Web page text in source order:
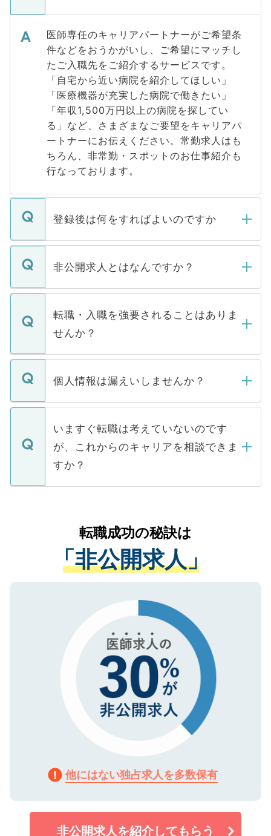
医師専任のキャリアパートナーがご希望条
件などをおうかがいし、ご希望にマッチし
たご入職先をご紹介するサービスです。
「自宅から近い病院を紹介してほしい」
「医療機器が充実した病院で働きたい」
「年収1,500万円以上の病院を探してい
る」など、さまざまなご要望をキャリアパ
ートナーにお伝えください。常勤求人はも
ちろん、非常勤・スポットのお仕事紹介も
行なっております。
登録後は何をすればよいのですか
ご登録いただきましたら、弊社担当者がご
登録内容を確認し、その後メールもしくは
ます。通常、5営業日以内にはご連絡をせて
いただきますので、しばらくお待ちくださ
い。
非公開求人とはなんですか？
マイナビDOCTORで取り扱っている求人の
うち約3割は、Webサイトからご覧いただ
けない「非公開求人」です。非公開求人は
下記の理由によって、一般には公開してい
ません。
■応募殺到を避けるため 人気のある医療機
関を公にしてしまうと、応募が殺到する場
に、医療機関が求める条件に合った人材の
みを人材紹介会社に依頼するケースが増え
ています。
転職・入職を強要されることはありま
せんか？
転職・入職を強要することは一切ありませ
ん。また、仮に応募先から内定をいただい
定を承諾する必要はありません。内定先へ
の辞退の連絡はキャリアパートナーが行い
ますので、ご安心ください。
個人情報は漏えいしませんか？
個人情報が漏えいすることはありませんの
で、ご安心ください。当サイトからの登録
などで収集したご登録者様の個人情報は、
ご本人のキャリアアップおよび転職活動の
支援を目的に使用いたします。お預かりし
ているすべての個人データはご本人の許可
は、個人情報の取り扱いについての厳密な
管理基準を満たした事業者のみに付与され
る、プライバシーマークを取得済みです。
ご登録いただいた個人情報は、SSL（デー
で、機密保持に関してもご安心ください。
いますぐ転職は考えていないのです
が、これからのキャリアを相談できま
すか？
かがいして、現在の医療機関の状況や紹介
経験をまじえながら、適切なアドバイスを
させていただきます。すぐにご転職をされ
ない方には、長期的なサポートが可能です
ので、まずはご登録ください。
転職成功の秘訣は
「非公開求人」
他にはない独占求人を多数保有
非公開求人を紹介してもらう